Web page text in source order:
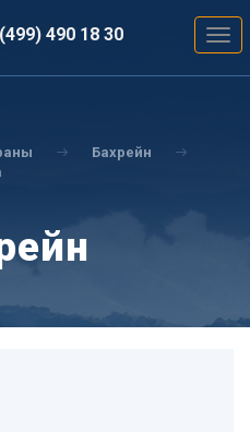
490 18 30
Бахрейн